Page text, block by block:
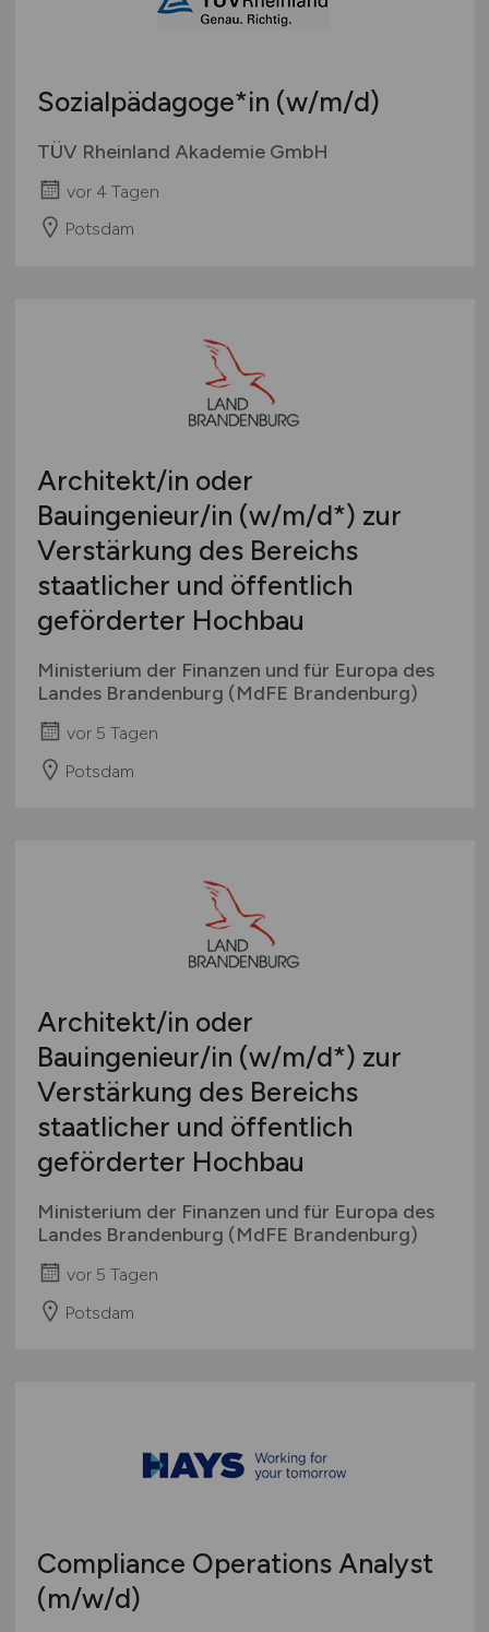
Sozialpädagoge*in (w/m/d)
TÜV Rheinland Akademie GmbH
vor 4 Tagen
Potsdam
Architekt/in oder
Bauingenieur/in (w/m/d*) zur
Verstärkung des Bereichs
staatlicher und öffentlich
geförderter Hochbau
Ministerium der Finanzen und für Europa des
Landes Brandenburg (MdFE Brandenburg)
vor 5 Tagen
Potsdam
Architekt/in oder
Bauingenieur/in (w/m/d*) zur
Verstärkung des Bereichs
staatlicher und öffentlich
geförderter Hochbau
Ministerium der Finanzen und für Europa des
Landes Brandenburg (MdFE Brandenburg)
vor 5 Tagen
Potsdam
Compliance Operations Analyst
(m/w/d)